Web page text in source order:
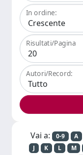
In ordine:
Risultati/Pagina
Autori/Record:
Vai a: 0-9 A
J
K L M